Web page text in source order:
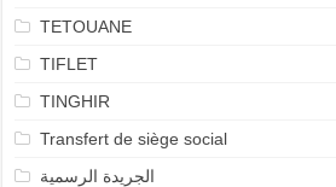
TETOUANE
TIFLET
TINGHIR
Transfert de siège social
الجريدة الرسمية